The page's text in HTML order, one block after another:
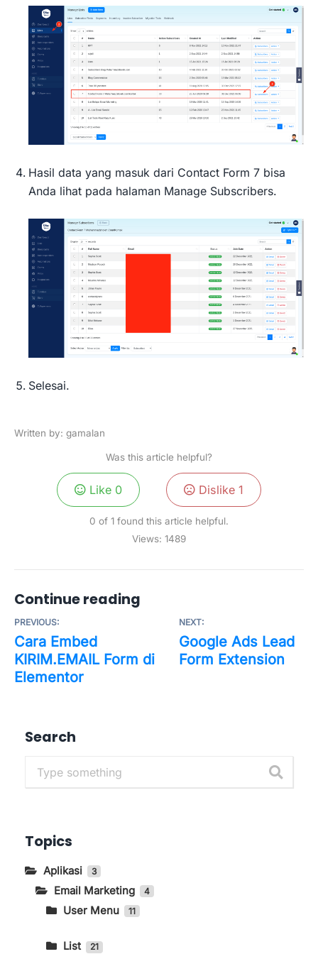
Hasil data yang masuk dari Contact Form 7 bisa
Anda lihat pada halaman Manage Subscribers.
Selesai.
Written by: gamalan
Was this article helpful?
Like 0 Dislike 1
0 of 1 found this article helpful.
Views: 1489
Continue reading
PREVIOUS:
Cara Embed
KIRIM.EMAIL Form di
Elementor
NEXT:
Google Ads Lead
Form Extension
Search
Topics
Aplikasi 3
Email Marketing 4
User Menu 11
Pada Form
List 21